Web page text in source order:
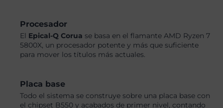
Procesador
El Epical-Q Corua se basa en el flamante AMD Ryzen 7
5800X, un procesador potente y más que suficiente
para mover los títulos más actuales.
Placa base
Todo el sistema se construye sobre una placa base con
el chipset B550 y acabados de primer nivel, contando